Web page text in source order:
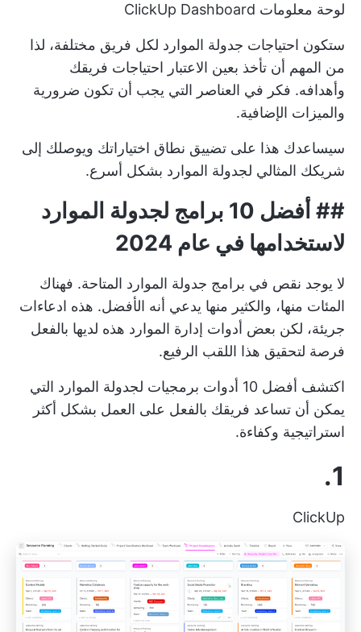
لوحة معلومات ClickUp Dashboard
ستكون احتياجات جدولة الموارد لكل فريق مختلفة، لذا
من المهم أن تأخذ بعين الاعتبار احتياجات فريقك
وأهدافه. فكر في العناصر التي يجب أن تكون ضرورية
والميزات الإضافية.
سيساعدك هذا على تضييق نطاق اختياراتك ويوصلك إلى
شريكك المثالي لجدولة الموارد بشكل أسرع.
## أفضل 10 برامج لجدولة الموارد
لاستخدامها في عام 2024
لا يوجد نقص في برامج جدولة الموارد المتاحة. فهناك
المئات منها، والكثير منها يدعي أنه الأفضل. هذه ادعاءات
جريئة، لكن بعض أدوات إدارة الموارد هذه لديها بالفعل
فرصة لتحقيق هذا اللقب الرفيع.
اكتشف أفضل 10 أدوات برمجيات لجدولة الموارد التي
يمكن أن تساعد فريقك بالفعل على العمل بشكل أكثر
استراتيجية وكفاءة.
1.
ClickUp